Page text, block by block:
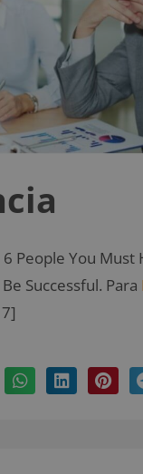
6 People You Must
Successful. Para